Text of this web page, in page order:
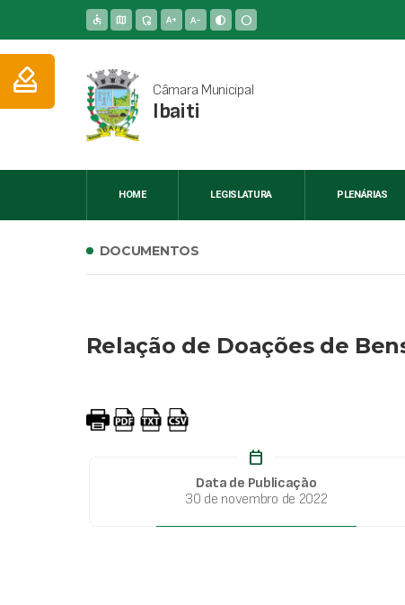
how_to_vote
accessible map admin_panel_settings text_increase text_decrease contrast circle
Câmara Municipal
Ibaiti
HOME LEGISLATURA PLENÁRIAS
DOCUMENTOS
Relação de Doações de
calendar_today
Data de Publicação
30 de novembro de 2022